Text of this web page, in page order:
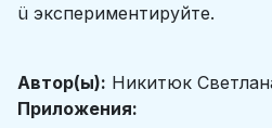
ü экспериментируйте.
Автор(ы): Никитюк
Приложения: